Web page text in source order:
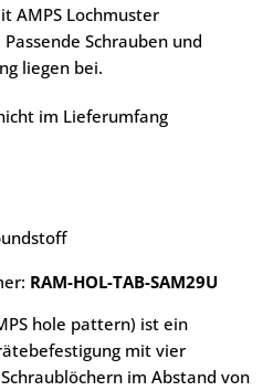
AMPS Lochmuster
Schrauben und
liegen bei.
im Lieferumfang
RAM-HOL-TAB-SAM29U
hole pattern) ist ein
mit vier
im Abstand von